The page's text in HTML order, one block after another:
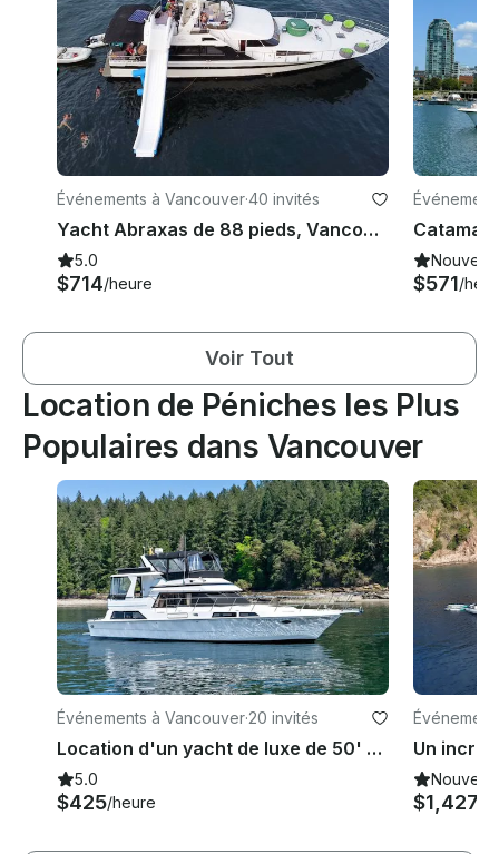
Événements à Vancouver·40 invités
Yacht Abraxas de 88 pieds, Vancouver
5.0
$714/heure
Nouveau
$571/
Voir Tout
Location de Péniches les Plus
Populaires dans Vancouver
Événements à Vancouver·20 invités
Location d'un yacht de luxe de 50' à Vancouver
5.0
$425/heure
Nouveau
$1,427